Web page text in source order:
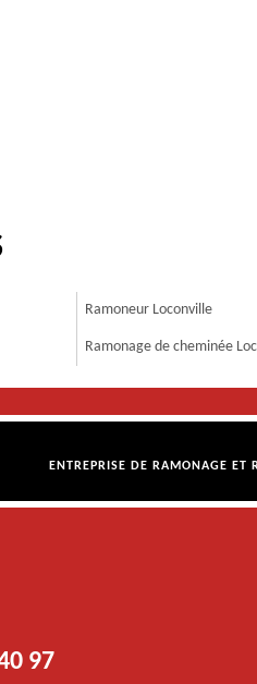
Ramoneur Loconville
Ramonage de cheminée
ENTREPRISE DE RAMONAGE ET
97